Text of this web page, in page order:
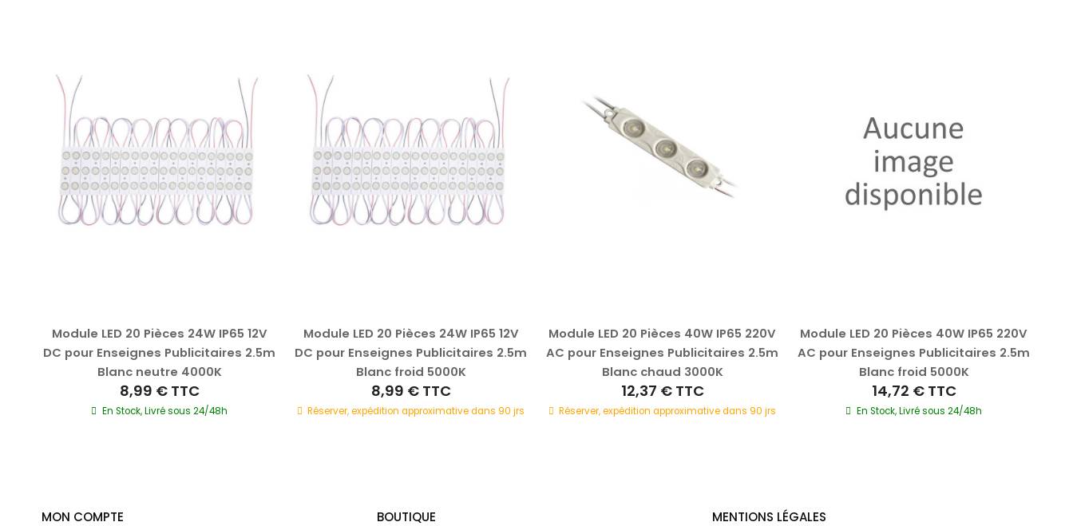
Module LED 20 Pièces 24W IP65 12V
DC pour Enseignes Publicitaires 2.5m
Blanc neutre 4000K
8,99 € TTC
En Stock, Livré sous 24/48h
Module LED 20 Pièces 24W IP65 12V
DC pour Enseignes Publicitaires 2.5m
Blanc froid 5000K
8,99 € TTC
Réserver, expédition approximative dans 90 jrs
Module LED 20 Pièces 40W IP65 220V
AC pour Enseignes Publicitaires 2.5m
Blanc chaud 3000K
12,37 € TTC
Réserver, expédition approximative dans 90 jrs
Module LED 20 Pièces 40W IP65 220V
AC pour Enseignes Publicitaires 2.5m
Blanc froid 5000K
14,72 € TTC
En Stock, Livré sous 24/48h
MON COMPTE BOUTIQUE MENTIONS LÉGALES